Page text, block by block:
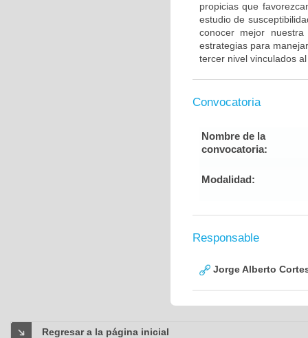
propicias que
estudio de
conocer mejor
estrategias para
tercer nivel vinculados
Convocatoria
Nombre de la
convocatoria:
Modalidad:
Responsable
Jorge Alberto
Regresar a la página inicial